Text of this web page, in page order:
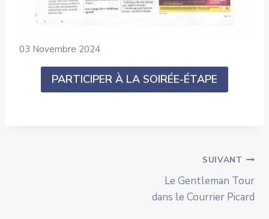
03 Novembre 2024
PARTICIPER À LA SOIRÉE-ÉTAPE
SUIVANT
Le Gentleman Tour
dans le Courrier Picard